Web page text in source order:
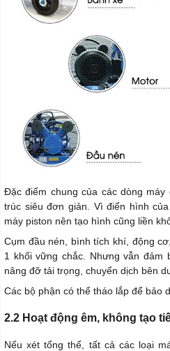
Đặc điểm chung của các dòng
trúc siêu đơn giản. Vì điển hình
máy piston nên tạo hình cũng liền
Cụm đầu nén, bình tích khí, động
1 khối vững chắc. Nhưng vẫn
nâng đỡ tải trọng, chuyển dịch bên
Các bộ phận có thể tháo lắp để bảo
2.2 Hoạt động êm, không tạo
Nếu xét tổng thể, tất cả các loại